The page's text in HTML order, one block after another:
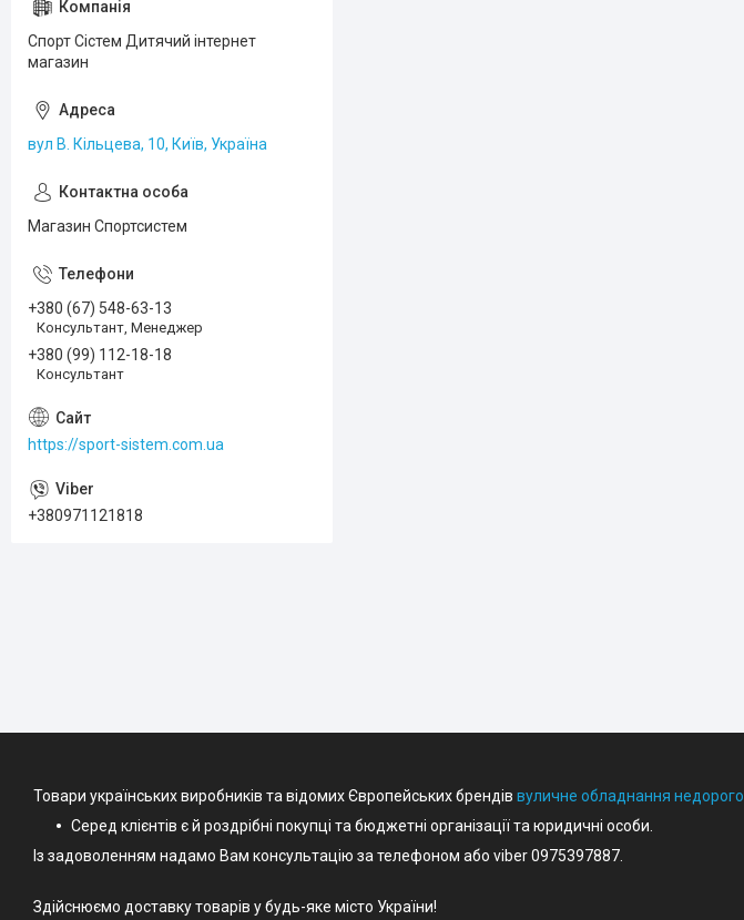
Спорт Сістем Дитячий інтернет
магазин
вул В. Кільцева, 10, Київ, Україна
Магазин Спортсистем
+380 (67) 548-63-13
Консультант, Менеджер
+380 (99) 112-18-18
Консультант
https://sport-sistem.com.ua
+380971121818
Товари українських виробників та відомих Європейських брендів вуличне обладнання недорого
Серед клієнтів є й роздрібні покупці та бюджетні організації та юридичні особи.
Із задоволенням надамо Вам консультацію за телефоном або viber 0975397887.
Здійснюємо доставку товарів у будь-яке місто України!